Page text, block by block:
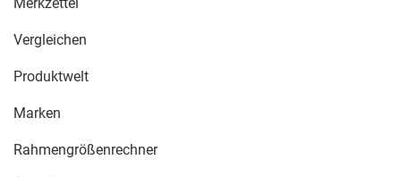
Vergleichen
Produktwelt
Marken
Rahmengrößenrechner